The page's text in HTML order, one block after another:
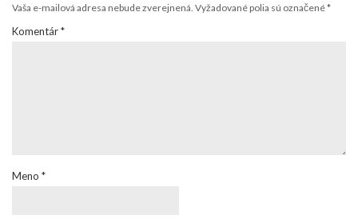
Vaša e-mailová adresa nebude zverejnená. Vyžadované polia sú označené*
Komentár*
Meno *